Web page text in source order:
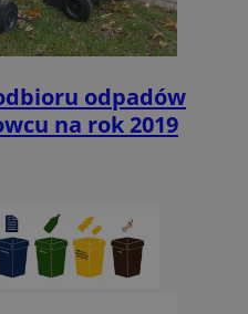
odpadów
na rok 2019